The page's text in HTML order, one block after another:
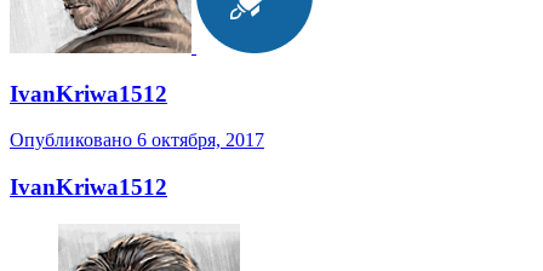
IvanKriwa1512
Опубликовано 6 октября, 2017
IvanKriwa1512